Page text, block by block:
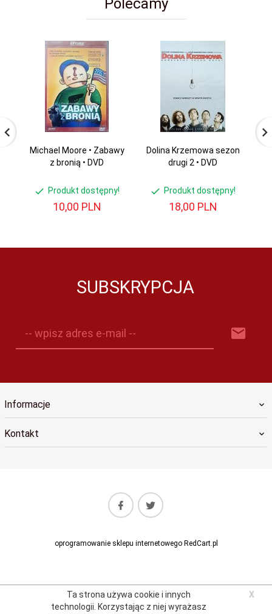
Polecamy
Michael Moore • Zabawy
z bronią • DVD
Produkt dostępny!
10,00 PLN
Dolina Krzemowa sezon
drugi 2 • DVD
Produkt dostępny!
18,00 PLN
SUBSKRYPCJA
-- wpisz adres e-mail --
Informacje
Kontakt
oprogramowanie sklepu internetowegoRedCart.pl
Ta strona używa cookie i innych
technologii. Korzystając z niej wyrażasz
X